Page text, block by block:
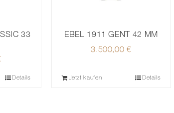
33
Details
EBEL 1911 GENT 42 MM
3.500,00€
Jetzt kaufen Details